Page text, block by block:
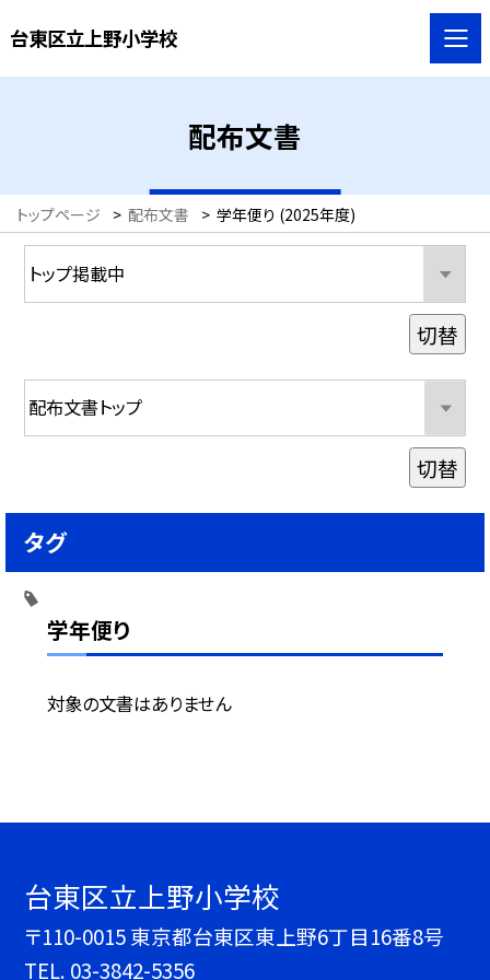
台東区立上野小学校
配布文書
トップページ > 配布文書 > 学年便り (2025年度)
学年便り
対象の文書はありません
切替
切替
タグ
台東区立上野小学校
〒110-0015 東京都台東区東上野6丁目16番8号
TEL. 03-3842-5356